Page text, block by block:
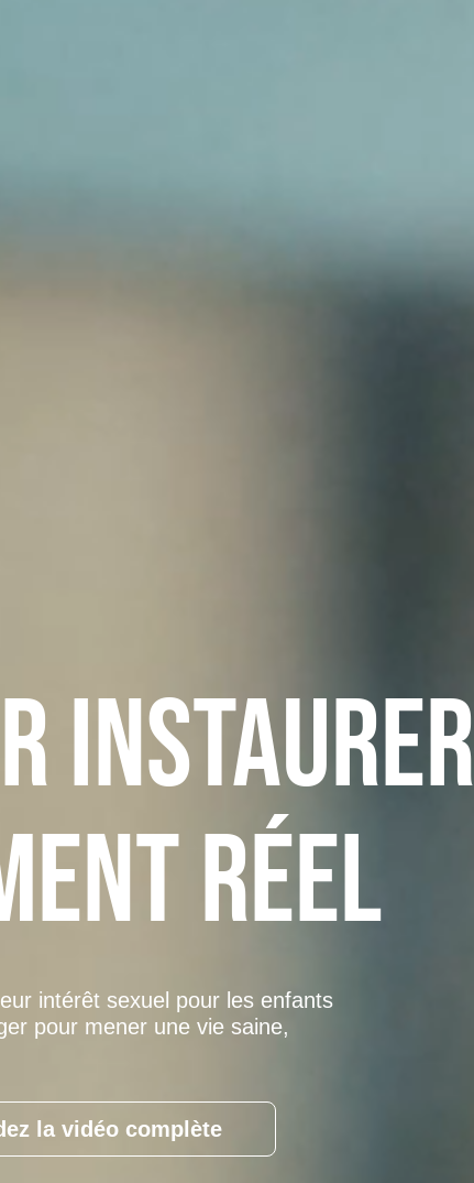
instaurer
réel
intérêt sexuel pour les enfants
pour mener une vie saine,
la vidéo complète